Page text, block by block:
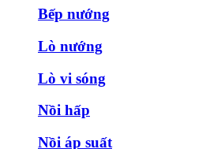
Bếp nướng
Lò nướng
Lò vi sóng
Nồi hấp
Nồi áp suất